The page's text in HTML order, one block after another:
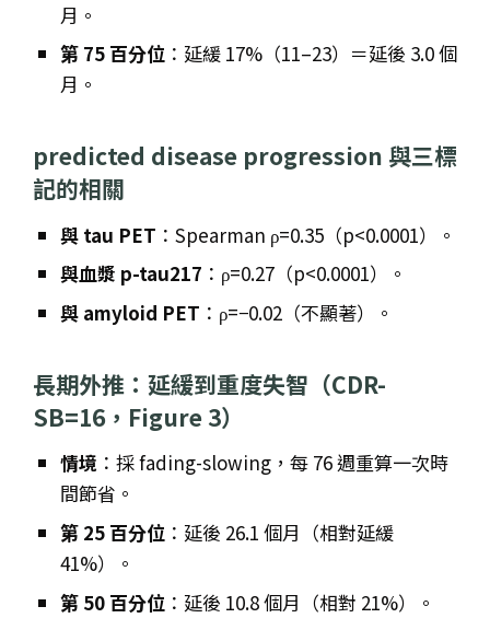
月。
第 75 百分位 ：延緩 17%（11–23）＝延後 3.0 個
月。
predicted disease progression 與三標
記的相關
與 tau PET ：Spearman ρ=0.35（p<0.0001）。
與血漿 p-tau217 ：ρ=0.27（p<0.0001）。
與 amyloid PET ：ρ=−0.02（不顯著）。
長期外推：延緩到重度失智（CDR-
SB=16，Figure 3）
情境 ：採 fading-slowing，每 76 週重算一次時
間節省。
第 25 百分位 ：延後 26.1 個月（相對延緩
41%）。
第 50 百分位 ：延後 10.8 個月（相對 21%）。